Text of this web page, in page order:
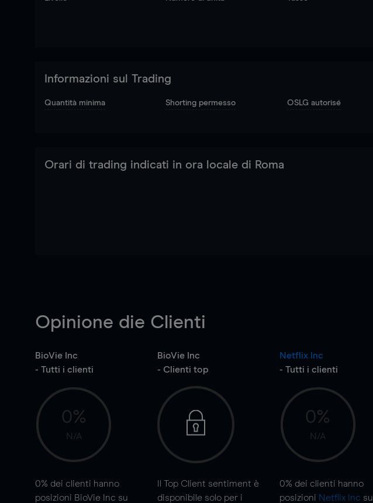
Informazioni sul Trading
Quantità minima Shorting permesso OSLG autorisé
Orari di trading indicati in ora locale di Roma
Opinione die Clienti
BioVie Inc
- Tutti i clienti
0%
N/A
0% dei clienti hanno
posizioni BioVie Inc su
BioVie Inc
- Clienti top
Il Top Client sentiment è
disponibile solo per i
Netflix Inc
- Tutti i clienti
0%
N/A
0% dei clienti hanno
posizioni Netflix Inc su